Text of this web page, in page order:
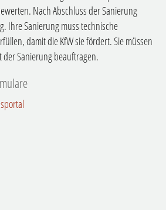
Nach Abschluss der Sanierung
Ihre Sanierung muss technische
damit die KfW sie fördert. Sie müssen
Sanierung beauftragen.